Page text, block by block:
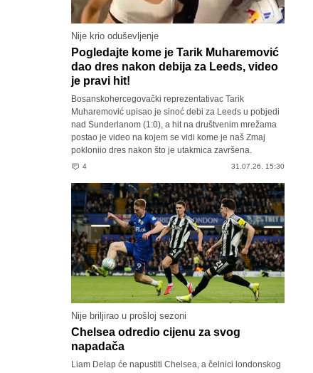
Nije krio oduševljenje
Pogledajte kome je Tarik Muharemović
dao dres nakon debija za Leeds, video
je pravi hit!
Bosanskohercegovački reprezentativac Tarik
Muharemović upisao je sinoć debi za Leeds u pobjedi
nad Sunderlanom (1:0), a hit na društvenim mrežama
postao je video na kojem se vidi kome je naš Zmaj
pokloniio dres nakon što je utakmica završena.
4 31.07.26. 15:30
Nije briljirao u prošloj sezoni
Chelsea odredio cijenu za svog
napadača
Liam Delap će napustiti Chelsea, a čelnici londonskog